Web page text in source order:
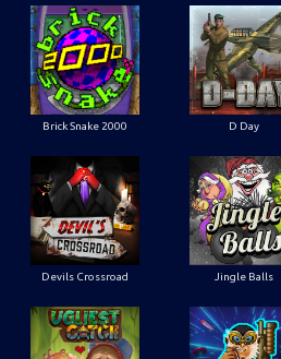
Brick Snake 2000 D Day
Devils Crossroad Jingle Balls